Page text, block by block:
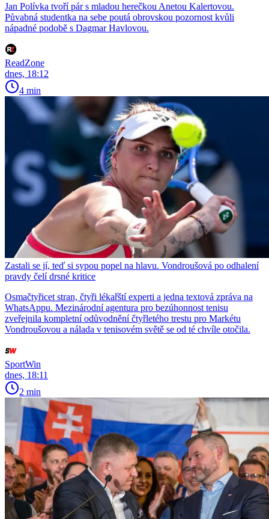
Jan Polívka tvoří pár s mladou herečkou Anetou Kalertovou.
Půvabná studentka na sebe poutá obrovskou pozornost kvůli
nápadné podobě s Dagmar Havlovou.
ReadZone
dnes, 18:12
4 min
Zastali se jí, teď si sypou popel na hlavu. Vondroušová po odhalení
pravdy čelí drsné kritice
Osmačtyřicet stran, čtyři lékařští experti a jedna textová zpráva na
WhatsAppu. Mezinárodní agentura pro bezúhonnost tenisu
zveřejnila kompletní odůvodnění čtyřletého trestu pro Markétu
Vondroušovou a nálada v tenisovém světě se od té chvíle otočila.
SportWin
dnes, 18:11
2 min